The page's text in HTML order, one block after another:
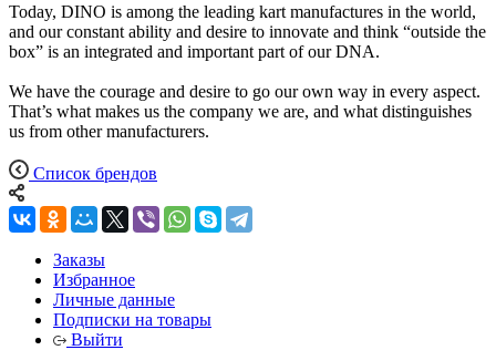
Today, DINO is among the leading kart manufactures in the world,
and our constant ability and desire to innovate and think “outside the
box” is an integrated and important part of our DNA.
We have the courage and desire to go our own way in every aspect.
That’s what makes us the company we are, and what distinguishes
us from other manufacturers.
Список брендов
Заказы
Избранное
Личные данные
Подписки на товары
Выйти